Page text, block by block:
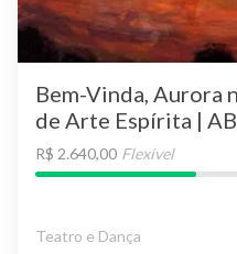
Bem-Vinda, Aurora
de Arte Espírita |
R$ 2.640,00 Flexível
Teatro e Dança